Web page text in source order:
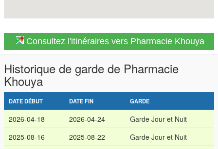
Consultez l'itinéraires vers Pharmacie Khouya
Historique de garde de Pharmacie
Khouya
DATE DÉBUT DATE FIN GARDE
2026-04-18 2026-04-24
Garde Jour et Nuit
2025-08-16
2025-08-22
Garde Jour et Nuit